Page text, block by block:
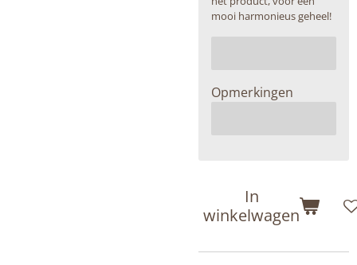
mooi harmonieus geheel!
Opmerkingen
In
winkelwagen